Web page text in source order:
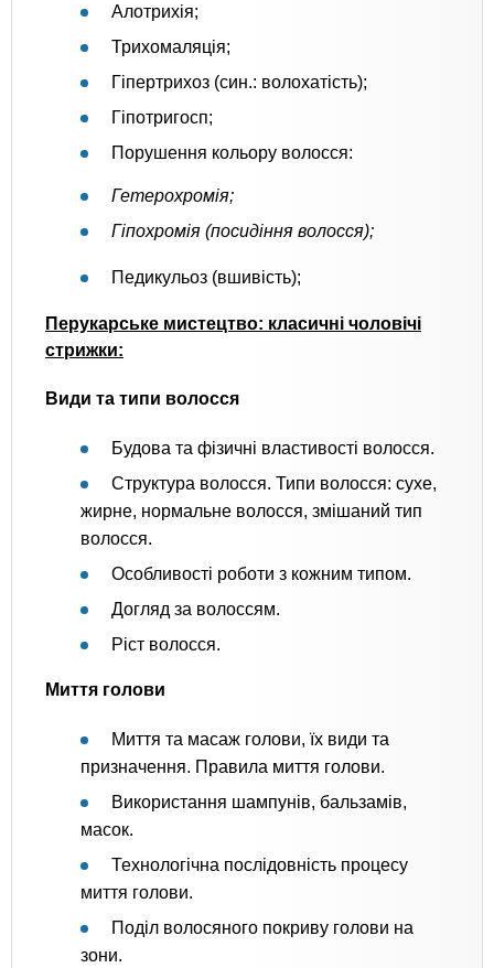
Алотрихія;
Трихомаляція;
Гіпертрихоз (син.: волохатість);
Гіпотригосп;
Порушення кольору волосся:
Гетерохромія;
Гіпохромія (посидіння волосся);
Педикульоз (вшивість);
Перукарське мистецтво: класичні чоловічі
стрижки:
Види та типи волосся
Будова та фізичні властивості волосся.
Структура волосся. Типи волосся: сухе,
жирне, нормальне волосся, змішаний тип
волосся.
Особливості роботи з кожним типом.
Догляд за волоссям.
Ріст волосся.
Миття голови
Миття та масаж голови, їх види та
призначення. Правила миття голови.
Використання шампунів, бальзамів,
масок.
Технологічна послідовність процесу
миття голови.
Поділ волосяного покриву голови на
зони.